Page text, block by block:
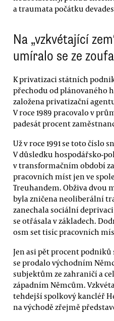
a traumata počátku
Na „vzkvétající
umíralo se ze
K privatizaci státních
přechodu od plánovaného
založena privatizační
V roce 1989 pracovalo v
padesát procent
Už v roce 1991 se toto číslo
V důsledku hospodářsko-
v transformačním období
pracovních míst jen ve
Treuhandem. Obživa dvou
byla zničena neoliberální
zanechala sociální
se otřásala v základech.
osm set tisíc pracovních
Jen asi pět procent
se prodalo východním
subjektům ze zahraničí a
západním Němcům.
tehdejší spolkový kancléř
na východě zřejmě